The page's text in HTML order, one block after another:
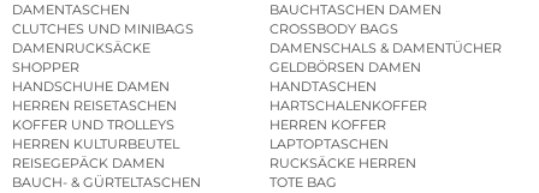
DAMENTASCHEN
BAUCHTASCHEN DAMEN
CLUTCHES UND MINIBAGS
CROSSBODY BAGS
DAMENRUCKSÄCKE
DAMENSCHALS & DAMENTÜCHER
SHOPPER
GELDBÖRSEN DAMEN
HANDSCHUHE DAMEN
HANDTASCHEN
HERREN REISETASCHEN
HARTSCHALENKOFFER
KOFFER UND TROLLEYS
HERREN KOFFER
HERREN KULTURBEUTEL
LAPTOPTASCHEN
REISEGEPÄCK DAMEN
RUCKSÄCKE HERREN
BAUCH- & GÜRTELTASCHEN
TOTE BAG